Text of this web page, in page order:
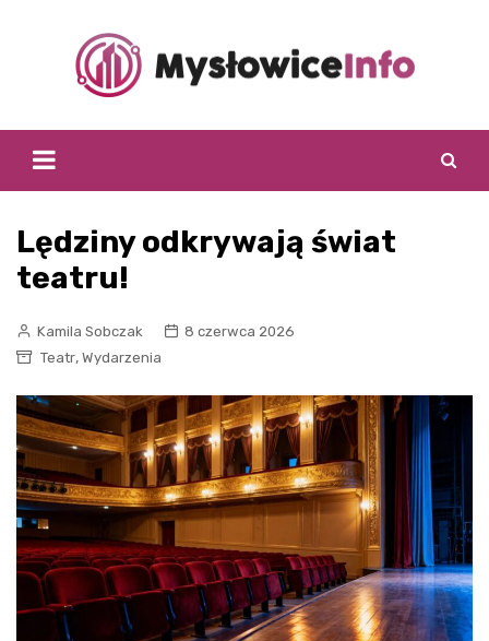
Lędziny odkrywają świat
teatru!
Kamila Sobczak
8 czerwca 2026
Teatr, Wydarzenia